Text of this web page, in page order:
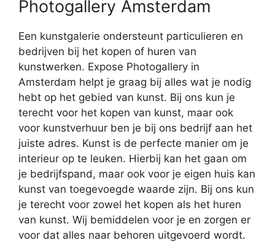
Photogallery Amsterdam
Een kunstgalerie ondersteunt particulieren en
bedrijven bij het kopen of huren van
kunstwerken. Expose Photogallery in
Amsterdam helpt je graag bij alles wat je nodig
hebt op het gebied van kunst. Bij ons kun je
terecht voor het kopen van kunst, maar ook
voor kunstverhuur ben je bij ons bedrijf aan het
juiste adres. Kunst is de perfecte manier om je
interieur op te leuken. Hierbij kan het gaan om
je bedrijfspand, maar ook voor je eigen huis kan
kunst van toegevoegde waarde zijn. Bij ons kun
je terecht voor zowel het kopen als het huren
van kunst. Wij bemiddelen voor je en zorgen er
voor dat alles naar behoren uitgevoerd wordt.